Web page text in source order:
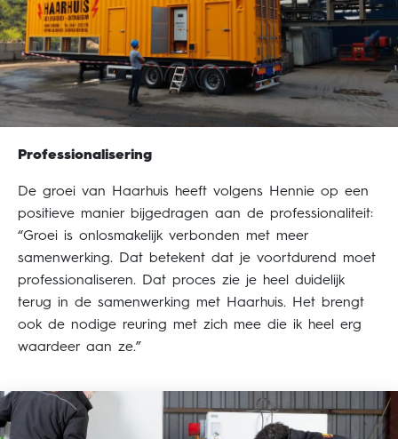
Professionalisering
De groei van Haarhuis heeft volgens Hennie op een
positieve manier bijgedragen aan de professionaliteit:
“Groei is onlosmakelijk verbonden met meer
samenwerking. Dat betekent dat je voortdurend moet
professionaliseren. Dat proces zie je heel duidelijk
terug in de samenwerking met Haarhuis. Het brengt
ook de nodige reuring met zich mee die ik heel erg
waardeer aan ze.”